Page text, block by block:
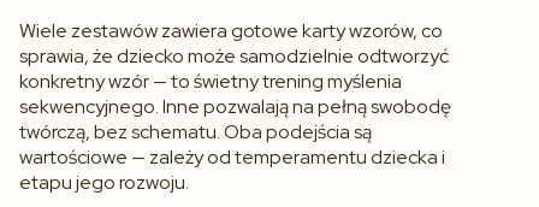
Wiele zestawów zawiera gotowe karty wzorów, co
sprawia, że dziecko może samodzielnie odtworzyć
konkretny wzór — to świetny trening myślenia
sekwencyjnego. Inne pozwalają na pełną swobodę
twórczą, bez schematu. Oba podejścia są
wartościowe — zależy od temperamentu dziecka i
etapu jego rozwoju.